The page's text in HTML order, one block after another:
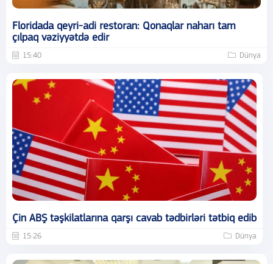
Floridada qeyri-adi restoran: Qonaqlar naharı tam
çılpaq vəziyyətdə edir
15:40 Dünya
Çin ABŞ təşkilatlarına qarşı cavab tədbirləri tətbiq edib
15:26 Dünya